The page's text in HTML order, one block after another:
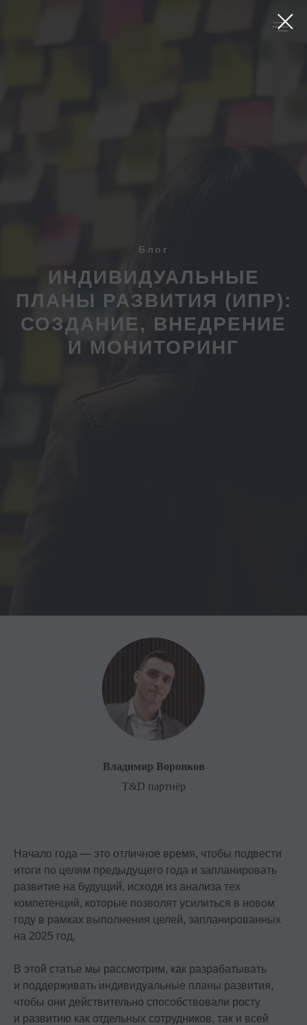
Блог
ИНДИВИДУАЛЬНЫЕ
ПЛАНЫ РАЗВИТИЯ (ИПР):
СОЗДАНИЕ, ВНЕДРЕНИЕ
И МОНИТОРИНГ
Владимир Воронков
T&D партнёр
Начало года — это отличное время, чтобы подвести
итоги по целям предыдущего года и запланировать
развитие на будущий, исходя из анализа тех
компетенций, которые позволят усилиться в новом
году в рамках выполнения целей, запланированных
на 2025 год.
В этой статье мы рассмотрим, как разрабатывать
и поддерживать индивидуальные планы развития,
чтобы они действительно способствовали росту
и развитию как отдельных сотрудников, так и всей